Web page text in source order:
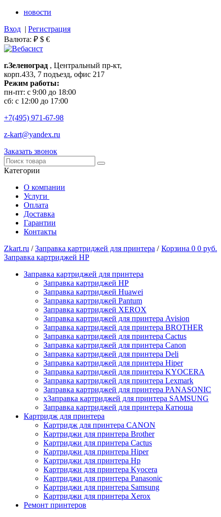
новости
Вход | Регистрация
Валюта: ₽ $ €
г.Зеленоград , Центральный пр-кт,
корп.433, 7 подъезд, офис 217
Режим работы:
пн-пт: с 9:00 до 18:00
сб: с 12:00 до 17:00
+7(495) 971-67-98
z-kart@yandex.ru
Заказать звонок
Категории
О компании
Услуги
Оплата
Доставка
Гарантии
Контакты
Корзина 0 0 руб.
Zkart.ru /Заправка картриджей для принтера /
Заправка картриджей HP
Заправка картриджей для принтера
Заправка картриджей HP
Заправка картриджей Huawei
Заправка картриджей Pantum
Заправка картриджей XEROX
Заправка картриджей для принтера Avision
Заправка картриджей для принтера BROTHER
Заправка картриджей для принтера Cactus
Заправка картриджей для принтера Canon
Заправка картриджей для принтера Deli
Заправка картриджей для принтера Hiper
Заправка картриджей для принтера KYOCERA
Заправка картриджей для принтера Lexmark
Заправка картриджей для принтера PANASONIC
xЗаправка картриджей для принтера SAMSUNG
Заправка картриджей для принтера Катюша
Картридж для принтера
Картридж для принтера CANON
Картриджи для принтера Brother
Картриджи для принтера Cactus
Картриджи для принтера Hiper
Картриджи для принтера Hp
Картриджи для принтера Kyocera
Картриджи для принтера Panasonic
Картриджи для принтера Samsung
Картриджи для принтера Xerox
Ремонт принтеров